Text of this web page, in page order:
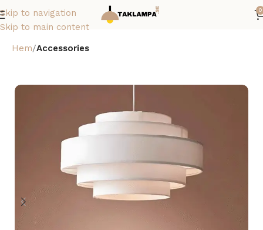
Skip to navigation
Skip to main content
0
Hem Accessories